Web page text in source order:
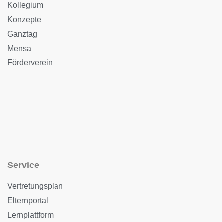
Kollegium
Konzepte
Ganztag
Mensa
Förderverein
Service
Vertretungsplan
Elternportal
Lernplattform